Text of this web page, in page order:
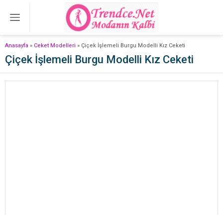
Anasayfa » Ceket Modelleri » Çiçek İşlemeli Burgu Modelli Kız Ceketi
Çiçek İşlemeli Burgu Modelli Kız Ceketi